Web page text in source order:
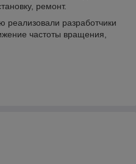
ремонт.
реализовали разработчики
частоты вращения,